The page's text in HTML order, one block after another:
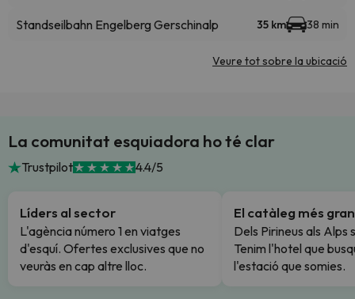
Standseilbahn Engelberg Gerschinalp 35 km 38 min
Veure tot sobre la ubicació
La comunitat esquiadora ho té clar
Trustpilot 4.4/5
Líders al sector
L'agència número 1 en viatges
d'esquí. Ofertes exclusives que no
veuràs en cap altre lloc.
El catàleg més gran
Dels Pirineus als Alps
Tenim l'hotel que
l'estació que somies.